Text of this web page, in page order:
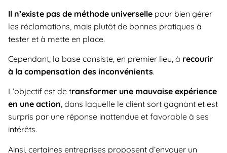
Il n’existe pas de méthode universelle pour bien gérer
les réclamations, mais plutôt de bonnes pratiques à
tester et à mette en place.
Cependant, la base consiste, en premier lieu, à recourir
à la compensation des inconvénients.
L’objectif est de transformer une mauvaise expérience
en une action, dans laquelle le client sort gagnant et est
surpris par une réponse inattendue et favorable à ses
intérêts.
Ainsi, certaines entreprises proposent d’envoyer un